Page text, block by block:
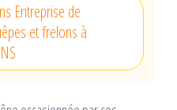
Entreprise de
et frelons à